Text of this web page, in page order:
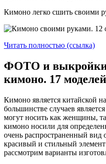
Кимоно легко сшить своими
Читать полностью (ссылка)
ФОТО и выкройки
кимоно. 17
Кимоно является китайской
большинстве случаев
могут носить как женщины,
кимоно носили для
очень распространенный
красивый и стильный
рассмотрим варианты